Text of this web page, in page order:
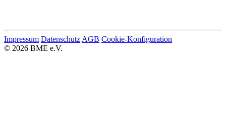
Impressum Datenschutz AGB Cookie-Konfiguration
© 2026 BME e.V.